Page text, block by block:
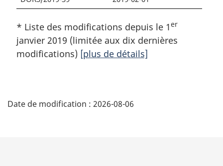
* Liste des modifications depuis le 1er
janvier 2019 (limitée aux dix dernières
modifications) [plus de détails]
é
Date de modification : 2026-08-06